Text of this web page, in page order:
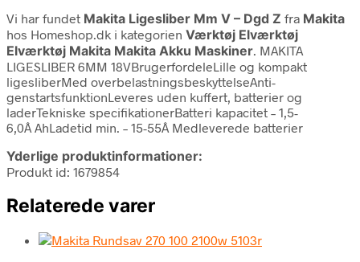
Vi har fundet Makita Ligesliber Mm V – Dgd Z fra Makita
hos Homeshop.dk i kategorien Værktøj Elværktøj
Elværktøj Makita Makita Akku Maskiner. MAKITA
LIGESLIBER 6MM 18VBrugerfordeleLille og kompakt
ligesliberMed overbelastningsbeskyttelseAnti-
genstartsfunktionLeveres uden kuffert, batterier og
laderTekniske specifikationerBatteri kapacitet – 1,5-
6,0Â AhLadetid min. – 15-55Â Medleverede batterier
Yderlige produktinformationer:
Produkt id: 1679854
Relaterede varer